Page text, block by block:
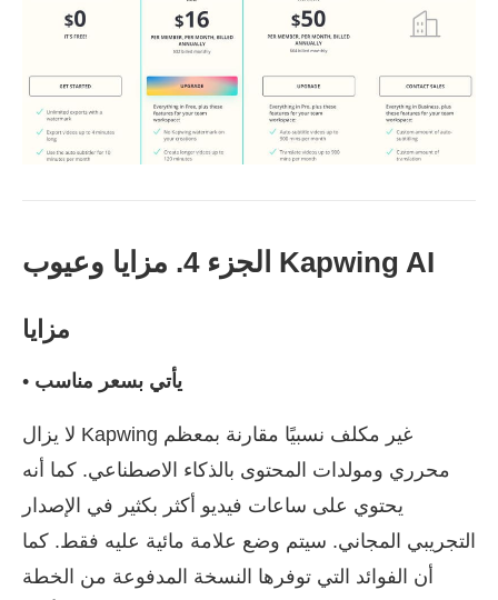
الجزء 4. مزايا وعيوب Kapwing AI
مزايا
• يأتي بسعر مناسب
لا يزال Kapwing غير مكلف نسبيًا مقارنة بمعظم
محرري ومولدات المحتوى بالذكاء الاصطناعي. كما أنه
يحتوي على ساعات فيديو أكثر بكثير في الإصدار
التجريبي المجاني. سيتم وضع علامة مائية عليه فقط. كما
أن الفوائد التي توفرها النسخة المدفوعة من الخطة